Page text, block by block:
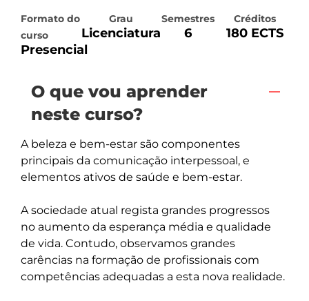
Formato do
curso
Presencial
Grau
Licenciatura
Semestres
6
Créditos
180 ECTS
O que vou aprender
neste curso?
A beleza e bem-estar são componentes
principais da comunicação interpessoal, e
elementos ativos de saúde e bem-estar.
A sociedade atual regista grandes progressos
no aumento da esperança média e qualidade
de vida. Contudo, observamos grandes
carências na formação de profissionais com
competências adequadas a esta nova realidade.